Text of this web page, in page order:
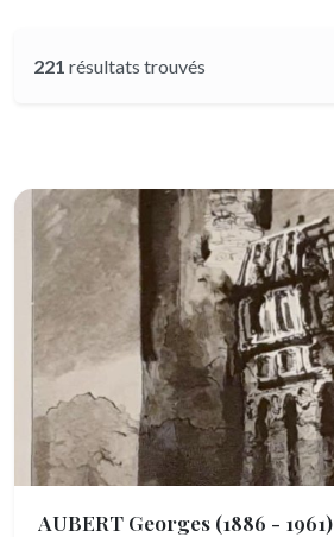
221 résultats trouvés
AUBERT Georges (1886 - 1961)